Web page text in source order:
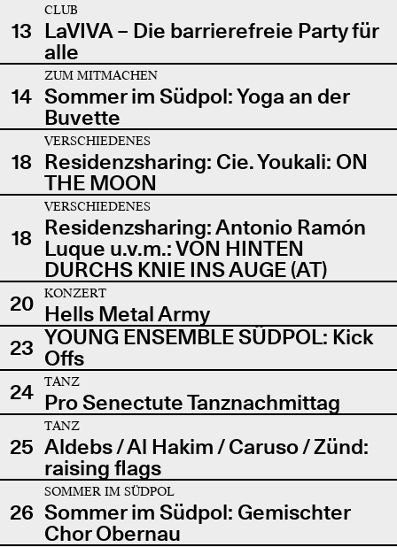
13
CLUB
LaVIVA – Die barrierefreie Party für
alle
14
ZUM MITMACHEN
Sommer im Südpol: Yoga an der
Buvette
18
VERSCHIEDENES
Residenzsharing: Cie. Youkali: ON
THE MOON
18
VERSCHIEDENES
Residenzsharing: Antonio Ramón
Luque u.v.m.: VON HINTEN
DURCHS KNIE INS AUGE (AT)
20
KONZERT
Hells Metal Army
23 YOUNG ENSEMBLE SÜDPOL: Kick
Offs
24
TANZ
Pro Senectute Tanznachmittag
25
TANZ
Aldebs / Al Hakim / Caruso / Zünd:
raising flags
26
SOMMER IM SÜDPOL
Sommer im Südpol: Gemischter
Chor Obernau